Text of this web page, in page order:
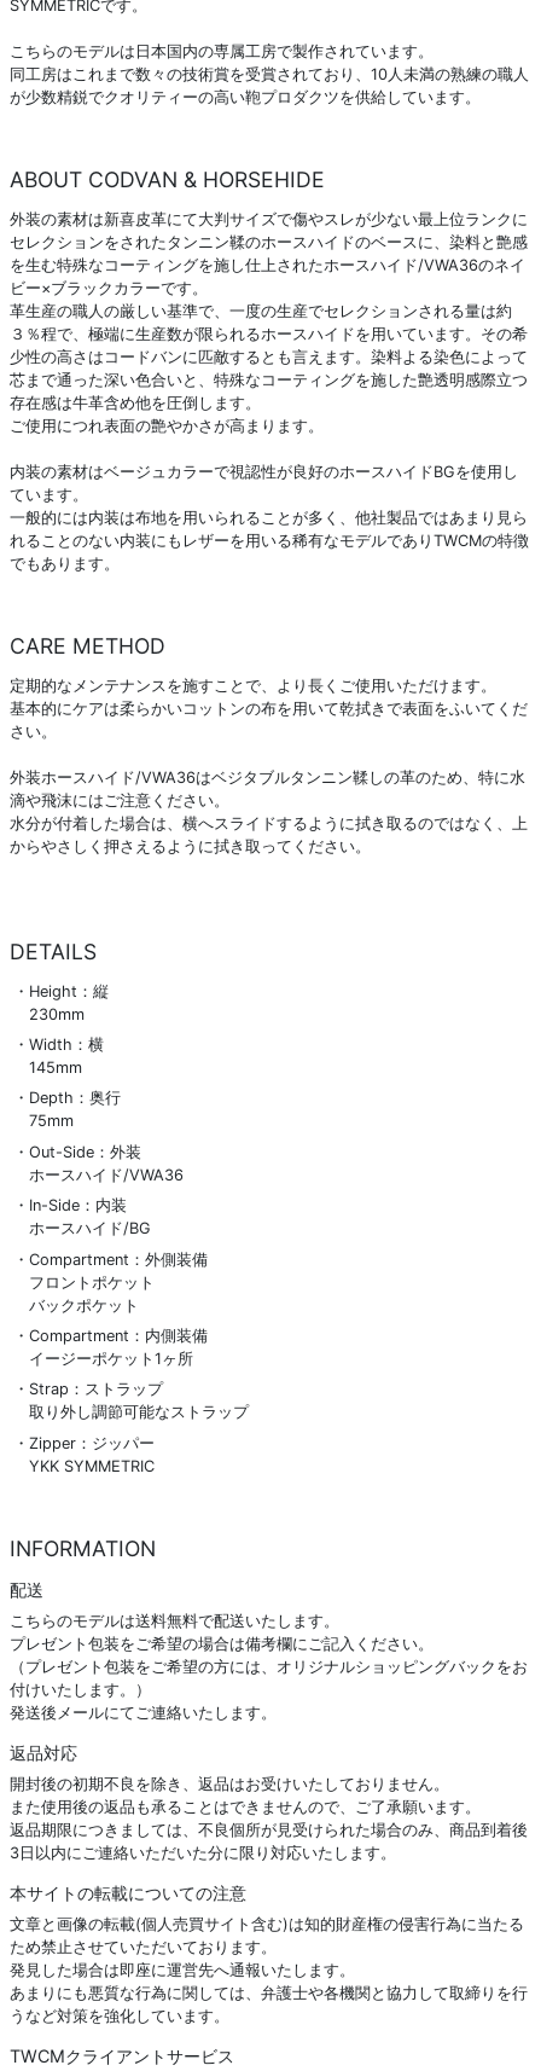
SYMMETRICです。
こちらのモデルは日本国内の専属工房で製作されています。
同工房はこれまで数々の技術賞を受賞されており、10人未満の熟練の職人
が少数精鋭でクオリティーの高い鞄プロダクツを供給しています。
ABOUT CODVAN & HORSEHIDE
外装の素材は新喜皮革にて大判サイズで傷やスレが少ない最上位ランクに
セレクションをされたタンニン鞣のホースハイドのベースに、染料と艶感
を生む特殊なコーティングを施し仕上されたホースハイド/VWA36のネイ
ビー×ブラックカラーです。
革生産の職人の厳しい基準で、一度の生産でセレクションされる量は約
３％程で、極端に生産数が限られるホースハイドを用いています。その希
少性の高さはコードバンに匹敵するとも言えます。染料よる染色によって
芯まで通った深い色合いと、特殊なコーティングを施した艶透明感際立つ
存在感は牛革含め他を圧倒します。
ご使用につれ表面の艶やかさが高まります。
内装の素材はベージュカラーで視認性が良好のホースハイドBGを使用し
ています。
一般的には内装は布地を用いられることが多く、他社製品ではあまり見ら
れることのない内装にもレザーを用いる稀有なモデルでありTWCMの特徴
でもあります。
CARE METHOD
定期的なメンテナンスを施すことで、より長くご使用いただけます。
基本的にケアは柔らかいコットンの布を用いて乾拭きで表面をふいてくだ
さい。
外装ホースハイド/VWA36はベジタブルタンニン鞣しの革のため、特に水
滴や飛沫にはご注意ください。
水分が付着した場合は、横へスライドするように拭き取るのではなく、上
からやさしく押さえるように拭き取ってください。
DETAILS
Height：縦
230mm
Width：横
145mm
Depth：奥行
75mm
Out-Side：外装
ホースハイド/VWA36
In-Side：内装
ホースハイド/BG
Compartment：外側装備
フロントポケット
バックポケット
Compartment：内側装備
イージーポケット1ヶ所
Strap：ストラップ
取り外し調節可能なストラップ
Zipper：ジッパー
YKK SYMMETRIC
INFORMATION
配送
こちらのモデルは送料無料で配送いたします。
プレゼント包装をご希望の場合は備考欄にご記入ください。
（プレゼント包装をご希望の方には、オリジナルショッピングバックをお
付けいたします。）
発送後メールにてご連絡いたします。
返品対応
開封後の初期不良を除き、返品はお受けいたしておりません。
また使用後の返品も承ることはできませんので、ご了承願います。
返品期限につきましては、不良個所が見受けられた場合のみ、商品到着後
3日以内にご連絡いただいた分に限り対応いたします。
本サイトの転載についての注意
文章と画像の転載(個人売買サイト含む)は知的財産権の侵害行為に当たる
ため禁止させていただいております。
発見した場合は即座に運営先へ通報いたします。
あまりにも悪質な行為に関しては、弁護士や各機関と協力して取締りを行
うなど対策を強化しています。
TWCMクライアントサービス